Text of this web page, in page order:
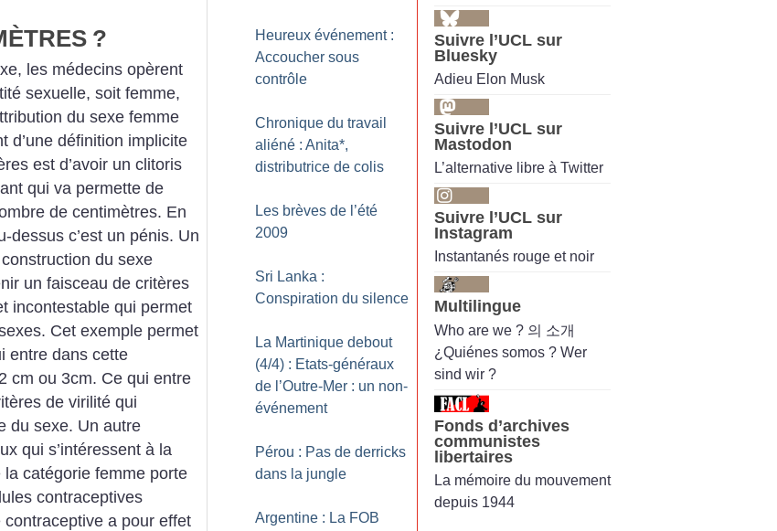
?
les médecins opèrent
sexuelle, soit femme,
du sexe femme
d’une définition implicite
est d’avoir un clitoris
qui va permette de
de centimètres. En
dessus c’est un pénis. Un
du sexe
un faisceau de critères
incontestable qui permet
Cet exemple permet
entre dans cette
cm ou 3cm. Ce qui entre
de virilité qui
du sexe. Un autre
qui s’intéressent à la
la catégorie femme porte
contraceptives
a pour effet
Heureux événement :
Accoucher sous
contrôle
Chronique du travail
aliéné : Anita*,
distributrice de colis
Les brèves de l’été
2009
Sri Lanka :
Conspiration du silence
La Martinique debout
(4/4) : Etats-généraux
de l’Outre-Mer : un non-
événement
Pérou : Pas de derricks
dans la jungle
Argentine : La FOB
Suivre l’UCL sur
Bluesky
Adieu Elon Musk
Suivre l’UCL sur
Mastodon
L’alternative libre à Twitter
Suivre l’UCL sur
Instagram
Instantanés rouge et noir
Multilingue
Who are we ? 의 소개
¿Quiénes somos ? Wer
sind wir ?
Fonds d’archives
communistes
libertaires
La mémoire du mouvement
depuis 1944